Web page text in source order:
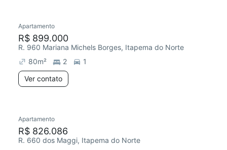
Apartamento
R$ 899.000
R. 960 Mariana Michels Borges, Itapema do Norte
80m² 2
1
Ver contato
Redecorar
Apartamento
R$ 826.086
R. 660 dos Maggi, Itapema do Norte